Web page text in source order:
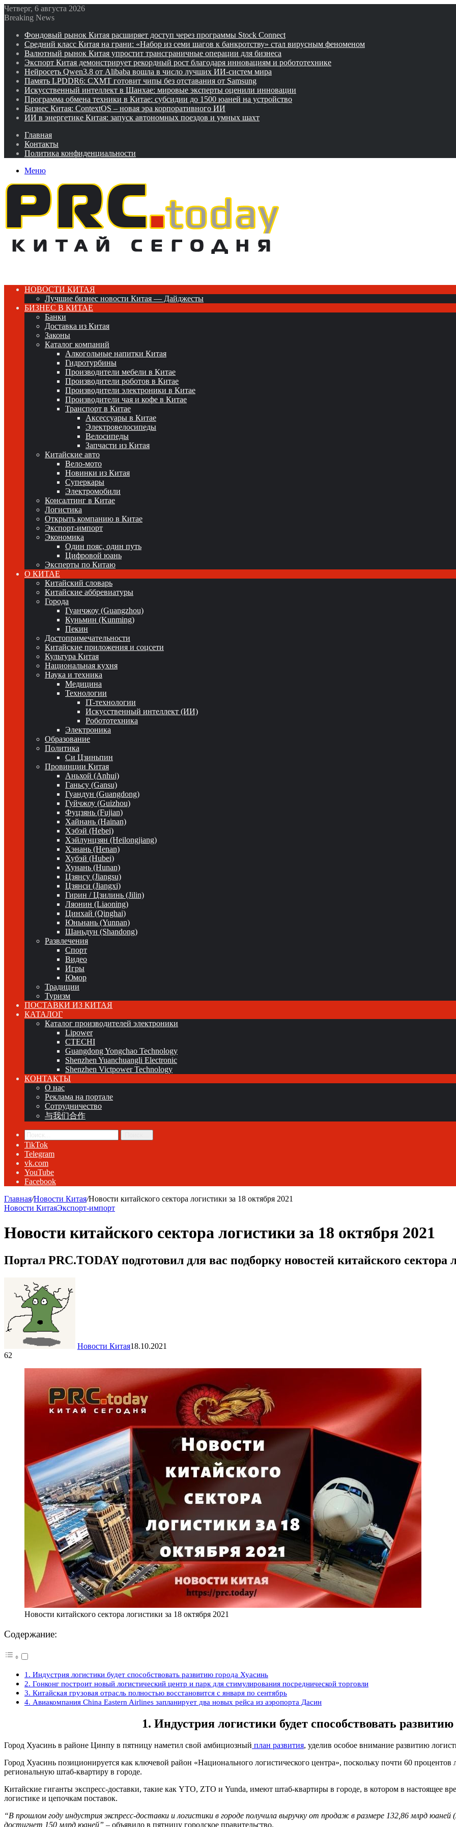
Четверг, 6 августа 2026
Breaking News
Фондовый рынок Китая расширяет доступ через программы Stock Connect
Средний класс Китая на грани: «Набор из семи шагов к банкротству» стал вирусным феноменом
Валютный рынок Китая упростит трансграничные операции для бизнеса
Экспорт Китая демонстрирует рекордный рост благодаря инновациям и робототехнике
Нейросеть Qwen3.8 от Alibaba вошла в число лучших ИИ-систем мира
Память LPDDR6: CXMT готовит чипы без отставания от Samsung
Искусственный интеллект в Шанхае: мировые эксперты оценили инновации
Программа обмена техники в Китае: субсидии до 1500 юаней на устройство
Бизнес Китая: ContextOS – новая эра корпоративного ИИ
ИИ в энергетике Китая: запуск автономных поездов и умных шахт
Главная
Контакты
Политика конфиденциальности
Меню
НОВОСТИ КИТАЯ
Лучшие бизнес новости Китая — Дайджесты
БИЗНЕС В КИТАЕ
Банки
Доставка из Китая
Законы
Каталог компаний
Алкогольные напитки Китая
Гидротурбины
Производители мебели в Китае
Производители роботов в Китае
Производители электроники в Китае
Производители чая и кофе в Китае
Транспорт в Китае
Аксессуары в Китае
Электровелосипеды
Велосипеды
Запчасти из Китая
Китайские авто
Вело-мото
Новинки из Китая
Суперкары
Электромобили
Консалтинг в Китае
Логистика
Открыть компанию в Китае
Экспорт-импорт
Экономика
Один пояс, один путь
Цифровой юань
Эксперты по Китаю
О КИТАЕ
Китайский словарь
Китайские аббревиатуры
Города
Гуанчжоу (Guangzhou)
Куньмин (Kunming)
Пекин
Достопримечательности
Китайские приложения и соцсети
Культура Китая
Национальная кухня
Наука и техника
Медицина
Технологии
IT-технологии
Искусственный интеллект (ИИ)
Робототехника
Электроника
Образование
Политика
Си Цзиньпин
Провинции Китая
Аньхой (Anhui)
Ганьсу (Gansu)
Гуандун (Guangdong)
Гуйчжоу (Guizhou)
Фуцзянь (Fujian)
Хайнань (Hainan)
Хэбэй (Hebei)
Хэйлунцзян (Heilongjiang)
Хэнань (Henan)
Хубэй (Hubei)
Хунань (Hunan)
Цзянсу (Jiangsu)
Цзянси (Jiangxi)
Гирин / Цзилинь (Jilin)
Ляонин (Liaoning)
Цинхай (Qinghai)
Юньнань (Yunnan)
Шаньдун (Shandong)
Развлечения
Спорт
Видео
Игры
Юмор
Традиции
Туризм
ПОСТАВКИ ИЗ КИТАЯ
КАТАЛОГ
Каталог производителей электроники
Lipower
CTECHI
Guangdong Yongchao Technology
Shenzhen Yuanchuangli Electronic
Shenzhen Victpower Technology
КОНТАКТЫ
О нас
Реклама на портале
Сотрудничество
与我们合作
TikTok
Telegram
vk.com
YouTube
Facebook
Главная/Новости Китая/Новости китайского сектора логистики за 18 октября 2021
Новости КитаяЭкспорт-импорт
Новости китайского сектора логистики за 18 октября 2021
Портал PRC.TODAY подготовил для вас подборку новостей китайского сектора
Новости Китая18.10.2021
62
Новости китайского сектора логистики за 18 октября 2021
Содержание:
1. Индустрия логистики будет способствовать развитию города Хуасинь
2. Гонконг построит новый логистический центр и парк для стимулирования посреднической торговли
3. Китайская грузовая отрасль полностью восстановится с января по сентябрь
4. Авиакомпания China Eastern Airlines запланирует два новых рейса из аэропорта Дасин
1. Индустрия логистики будет способствовать
Город Хуасинь в районе Цинпу в пятницу наметил свой амбициозный план развития, уделив особое внимание развитию
Город Хуасинь позиционируется как ключевой район «Национального логистического центра», поскольку почти 60
региональную штаб-квартиру в городе.
Китайские гиганты экспресс-доставки, такие как YTO, ZTO и Yunda, имеют штаб-квартиры в городе, в котором в настоящее
логистике и цепочкам поставок.
“В прошлом году индустрия экспресс-доставки и логистики в городе получила выручку от продаж в размере 132,86 млрд
достигнет 150 млрд юаней” – объявило в пятницу городское правительство.